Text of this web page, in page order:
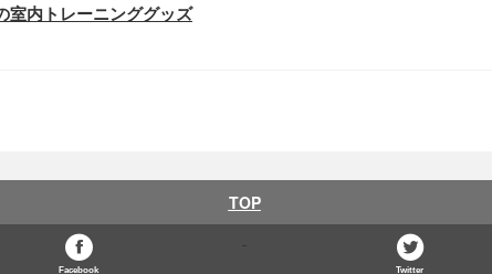
室内トレーニンググッズ
TOP
Facebook Twitter